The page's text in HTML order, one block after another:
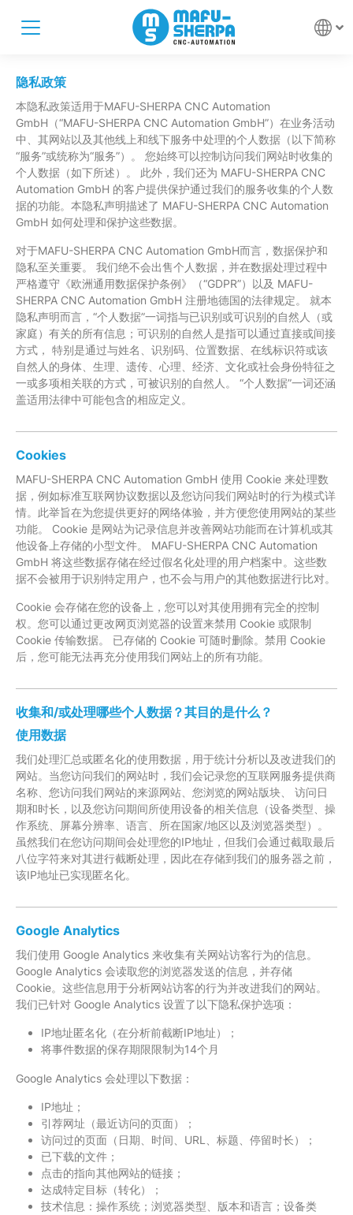
隐私政策
本隐私政策适用于MAFU-SHERPA CNC Automation
GmbH（“MAFU-SHERPA CNC Automation GmbH”）在业务活动
中、其网站以及其他线上和线下服务中处理的个人数据（以下简称
“服务”或统称为“服务”）。 您始终可以控制访问我们网站时收集的
个人数据（如下所述）。 此外，我们还为 MAFU-SHERPA CNC
Automation GmbH 的客户提供保护通过我们的服务收集的个人数
据的功能。本隐私声明描述了 MAFU-SHERPA CNC Automation
GmbH 如何处理和保护这些数据。
对于MAFU-SHERPA CNC Automation GmbH而言，数据保护和
隐私至关重要。 我们绝不会出售个人数据，并在数据处理过程中
严格遵守《欧洲通用数据保护条例》（“GDPR”）以及 MAFU-
SHERPA CNC Automation GmbH 注册地德国的法律规定。 就本
隐私声明而言，“个人数据”一词指与已识别或可识别的自然人（或
家庭）有关的所有信息；可识别的自然人是指可以通过直接或间接
方式， 特别是通过与姓名、识别码、位置数据、在线标识符或该
自然人的身体、生理、遗传、心理、经济、文化或社会身份特征之
一或多项相关联的方式，可被识别的自然人。 “个人数据”一词还涵
盖适用法律中可能包含的相应定义。
Cookies
MAFU-SHERPA CNC Automation GmbH 使用 Cookie 来处理数
据，例如标准互联网协议数据以及您访问我们网站时的行为模式详
情。此举旨在为您提供更好的网络体验，并方便您使用网站的某些
功能。 Cookie 是网站为记录信息并改善网站功能而在计算机或其
他设备上存储的小型文件。 MAFU-SHERPA CNC Automation
GmbH 将这些数据存储在经过假名化处理的用户档案中。这些数
据不会被用于识别特定用户，也不会与用户的其他数据进行比对。
Cookie 会存储在您的设备上，您可以对其使用拥有完全的控制
权。您可以通过更改网页浏览器的设置来禁用 Cookie 或限制
Cookie 传输数据。 已存储的 Cookie 可随时删除。禁用 Cookie
后，您可能无法再充分使用我们网站上的所有功能。
收集和/或处理哪些个人数据？其目的是什么？
使用数据
我们处理汇总或匿名化的使用数据，用于统计分析以及改进我们的
网站。当您访问我们的网站时，我们会记录您的互联网服务提供商
名称、您访问我们网站的来源网站、您浏览的网站版块、 访问日
期和时长，以及您访问期间所使用设备的相关信息（设备类型、操
作系统、屏幕分辨率、语言、所在国家/地区以及浏览器类型）。
虽然我们在您访问期间会处理您的IP地址，但我们会通过截取最后
八位字符来对其进行截断处理，因此在存储到我们的服务器之前，
该IP地址已实现匿名化。
Google Analytics
我们使用 Google Analytics 来收集有关网站访客行为的信息。
Google Analytics 会读取您的浏览器发送的信息，并存储
Cookie。这些信息用于分析网站访客的行为并改进我们的网站。
我们已针对 Google Analytics 设置了以下隐私保护选项：
IP地址匿名化（在分析前截断IP地址）；
将事件数据的保存期限限制为14个月
Google Analytics 会处理以下数据：
IP地址；
引荐网址（最近访问的页面）；
访问过的页面（日期、时间、URL、标题、停留时长）；
已下载的文件；
点击的指向其他网站的链接；
达成特定目标（转化）；
技术信息：操作系统；浏览器类型、版本和语言；设备类